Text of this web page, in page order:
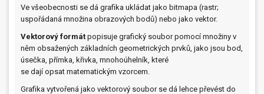
Personalizované hry
Doplňky do kanceláře, domácnosti, auta
Přívěsky, dog tagy, odznaky
Ve všeobecnosti se dá grafika ukládat jako bitmapa (rastr;
uspořádaná množina obrazových bodů) nebo jako vektor.
Vektorový formát popisuje grafický soubor pomocí množiny v
něm obsažených základních geometrických prvků, jako jsou bod,
úsečka, přímka, křivka, mnohoúhelník, které
se dají opsat matematickým vzorcem.
Grafika vytvořená jako vektorový soubor se dá lehce převést do